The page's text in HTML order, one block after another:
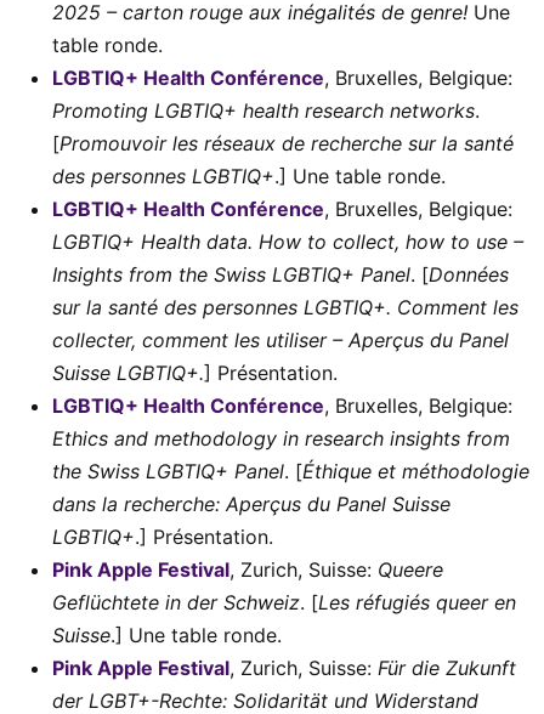
2025 – carton rouge aux inégalités de genre! Une
table ronde.
LGBTIQ+ Health Conférence, Bruxelles, Belgique:
Promoting LGBTIQ+ health research networks.
[Promouvoir les réseaux de recherche sur la santé
des personnes LGBTIQ+.] Une table ronde.
LGBTIQ+ Health Conférence, Bruxelles, Belgique:
LGBTIQ+ Health data. How to collect, how to use –
Insights from the Swiss LGBTIQ+ Panel. [Données
sur la santé des personnes LGBTIQ+. Comment les
collecter, comment les utiliser – Aperçus du Panel
Suisse LGBTIQ+.] Présentation.
LGBTIQ+ Health Conférence, Bruxelles, Belgique:
Ethics and methodology in research insights from
the Swiss LGBTIQ+ Panel. [Éthique et méthodologie
dans la recherche: Aperçus du Panel Suisse
LGBTIQ+.] Présentation.
Pink Apple Festival, Zurich, Suisse: Queere
Geflüchtete in der Schweiz. [Les réfugiés queer en
Suisse.] Une table ronde.
Pink Apple Festival, Zurich, Suisse: Für die Zukunft
der LGBT+-Rechte: Solidarität und Widerstand